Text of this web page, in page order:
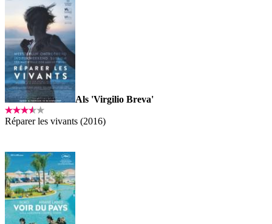
Als 'Virgilio Breva'
Réparer les vivants (2016)